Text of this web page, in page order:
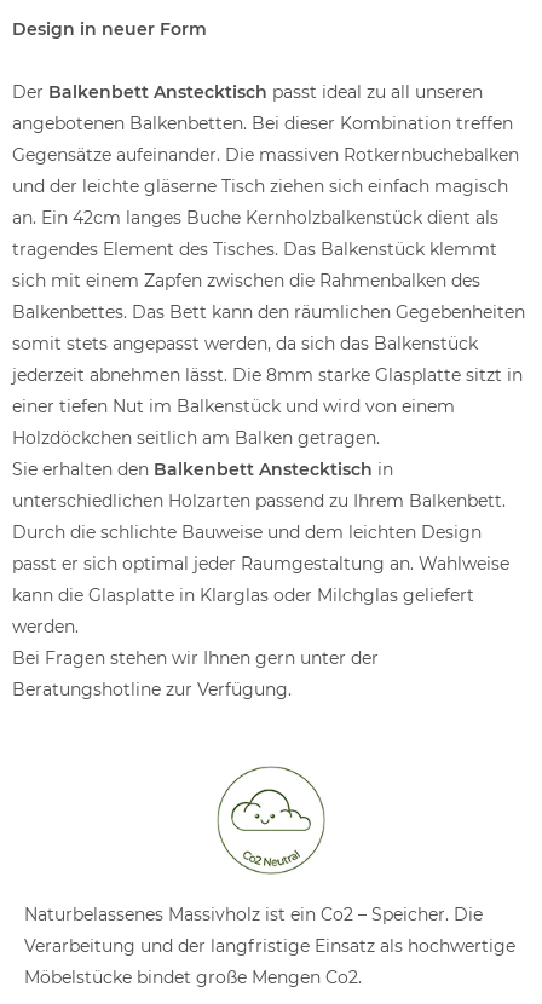
Design in neuer Form
Der Balkenbett Anstecktisch passt ideal zu all unseren
angebotenen Balkenbetten. Bei dieser Kombination treffen
Gegensätze aufeinander. Die massiven Rotkernbuchebalken
und der leichte gläserne Tisch ziehen sich einfach magisch
an. Ein 42cm langes Buche Kernholzbalkenstück dient als
tragendes Element des Tisches. Das Balkenstück klemmt
sich mit einem Zapfen zwischen die Rahmenbalken des
Balkenbettes. Das Bett kann den räumlichen Gegebenheiten
somit stets angepasst werden, da sich das Balkenstück
jederzeit abnehmen lässt. Die 8mm starke Glasplatte sitzt in
einer tiefen Nut im Balkenstück und wird von einem
Holzdöckchen seitlich am Balken getragen.
Sie erhalten den Balkenbett Anstecktisch in
unterschiedlichen Holzarten passend zu Ihrem Balkenbett.
Durch die schlichte Bauweise und dem leichten Design
passt er sich optimal jeder Raumgestaltung an. Wahlweise
kann die Glasplatte in Klarglas oder Milchglas geliefert
werden.
Bei Fragen stehen wir Ihnen gern unter der
Beratungshotline zur Verfügung.
Naturbelassenes Massivholz ist ein Co2 – Speicher. Die
Verarbeitung und der langfristige Einsatz als hochwertige
Möbelstücke bindet große Mengen Co2.